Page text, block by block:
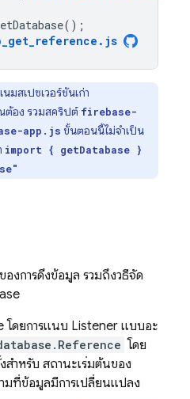
();
. js
มสเปซเวอร์ชันเก่า
อง รวมสคริปต์ firebase-
app.js ขั้นตอนนี้ไม่จำเป็น
import { getDatabase }
งการดึงข้อมูล รวมถึงวิธีจัด
โดยการแนบ Listener แบบอะ
โดย
สำหรับ สถานะเริ่มต้นของ
มที่ข้อมูลมีการเปลี่ยนแปลง